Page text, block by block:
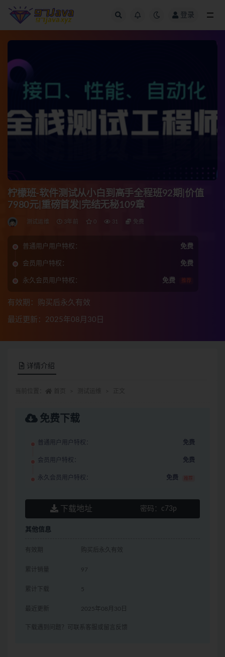
登录
柠檬班-软件测试从小白到高手全程班92期|价值
7980元|重磅首发|完结无秘109章
测试运维 3年前 0 31 免费
普通用户用户特权： 免费
会员用户特权： 免费
永久会员用户特权： 免费 推荐
有效期：购买后永久有效
最近更新：2025年08月30日
详情介绍
免费下载
普通用户用户特权： 免费
会员用户特权： 免费
永久会员用户特权： 免费 推荐
下载地址 密码： c73p
其他信息
有效期 购买后永久有效
累计销量 97
累计下载 5
最近更新 2025年08月30日
下载遇到问题？可联系客服或留言反馈